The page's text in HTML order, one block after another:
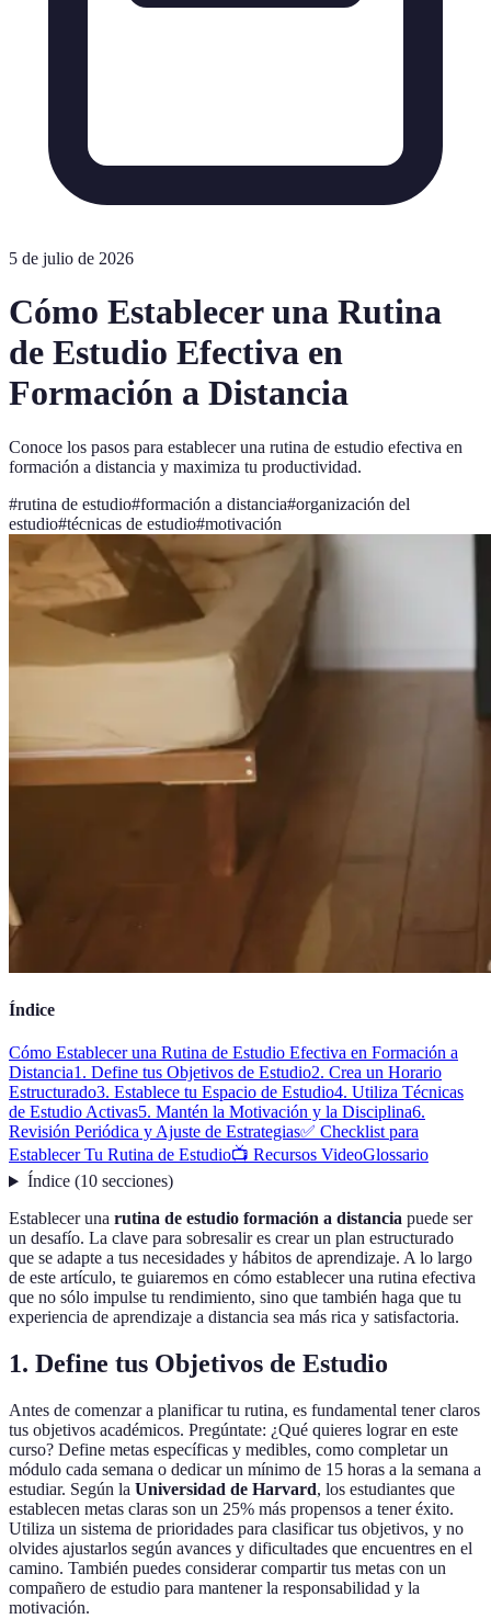
5 de julio de 2026
Cómo Establecer una Rutina
de Estudio Efectiva en
Formación a Distancia
Conoce los pasos para establecer una rutina de estudio efectiva en
formación a distancia y maximiza tu productividad.
#rutina de estudio#formación a distancia#organización del
estudio#técnicas de estudio#motivación
Índice
Cómo Establecer una Rutina de Estudio Efectiva en Formación a
Distancia1. Define tus Objetivos de Estudio2. Crea un Horario
Estructurado3. Establece tu Espacio de Estudio4. Utiliza Técnicas
de Estudio Activas5. Mantén la Motivación y la Disciplina6.
Revisión Periódica y Ajuste de Estrategias✅ Checklist para
Establecer Tu Rutina de Estudio📺 Recursos VideoGlossario
Índice(10 secciones)
Establecer una rutina de estudio formación a distancia puede ser
un desafío. La clave para sobresalir es crear un plan estructurado
que se adapte a tus necesidades y hábitos de aprendizaje. A lo largo
de este artículo, te guiaremos en cómo establecer una rutina efectiva
que no sólo impulse tu rendimiento, sino que también haga que tu
experiencia de aprendizaje a distancia sea más rica y satisfactoria.
1. Define tus Objetivos de Estudio
Antes de comenzar a planificar tu rutina, es fundamental tener claros
tus objetivos académicos. Pregúntate: ¿Qué quieres lograr en este
curso? Define metas específicas y medibles, como completar un
módulo cada semana o dedicar un mínimo de 15 horas a la semana a
estudiar. Según la Universidad de Harvard, los estudiantes que
establecen metas claras son un 25% más propensos a tener éxito.
Utiliza un sistema de prioridades para clasificar tus objetivos, y no
olvides ajustarlos según avances y dificultades que encuentres en el
camino. También puedes considerar compartir tus metas con un
compañero de estudio para mantener la responsabilidad y la
motivación.